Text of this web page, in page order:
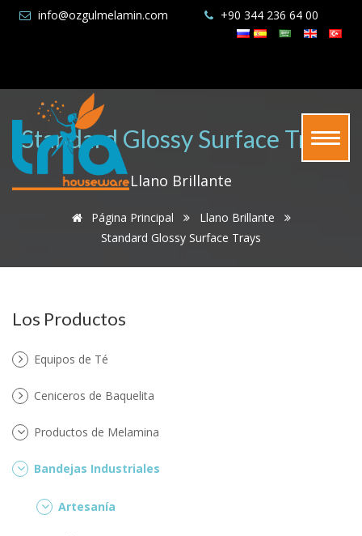
info@ozgulmelamin.com +90 344 236 64 00
Standard Glossy Surface Trays
Llano Brillante
Página Principal
Llano Brillante
Standard Glossy Surface Trays
Los Productos
Equipos de Té
Ceniceros de Baquelita
Productos de Melamina
Bandejas Industriales
Artesanía